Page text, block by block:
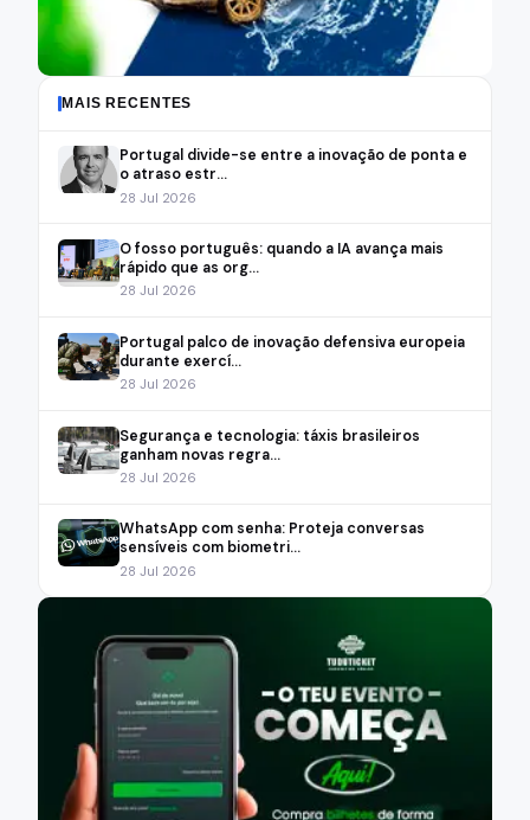
MAIS RECENTES
Portugal divide-se entre a inovação de ponta e
o atraso estr...
28 Jul 2026
O fosso português: quando a IA avança mais
rápido que as org...
28 Jul 2026
Portugal palco de inovação defensiva europeia
durante exercí...
28 Jul 2026
Segurança e tecnologia: táxis brasileiros
ganham novas regra...
28 Jul 2026
WhatsApp com senha: Proteja conversas
sensíveis com biometri...
28 Jul 2026